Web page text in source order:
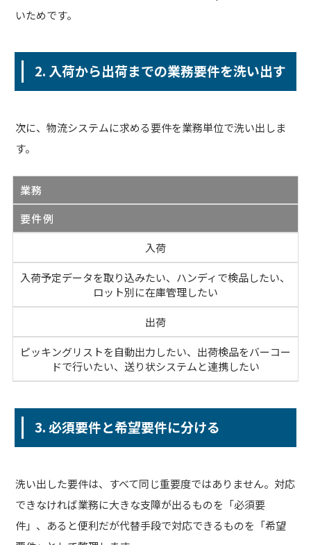
いためです。
2. 入荷から出荷までの業務要件を洗い出す
次に、物流システムに求める要件を業務単位で洗い出しま
す。
業務
要件例
入荷
入荷予定データを取り込みたい、ハンディで検品したい、
ロット別に在庫管理したい
出荷
ピッキングリストを自動出力したい、出荷検品をバーコー
ドで行いたい、送り状システムと連携したい
3. 必須要件と希望要件に分ける
洗い出した要件は、すべて同じ重要度ではありません。対応
できなければ業務に大きな支障が出るものを「必須要
件」、あると便利だが代替手段で対応できるものを「希望